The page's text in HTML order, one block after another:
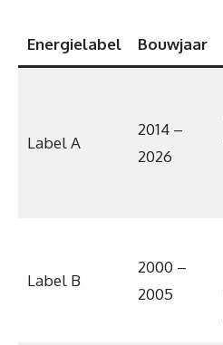
Energielabel Bouwjaar
Label A
2014 –
2026
Label B
2000 –
2005